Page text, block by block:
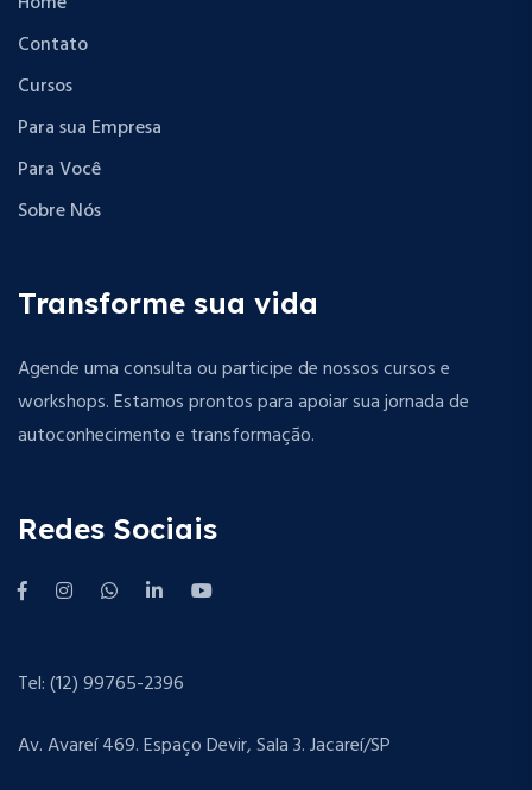
Contato
Cursos
Para sua Empresa
Para Você
Sobre Nós
Transforme sua vida
Agende uma consulta ou participe de nossos cursos e
workshops. Estamos prontos para apoiar sua jornada de
autoconhecimento e transformação.
Redes Sociais
Tel: (12) 99765-2396
Av. Avareí 469. Espaço Devir, Sala 3. Jacareí/SP